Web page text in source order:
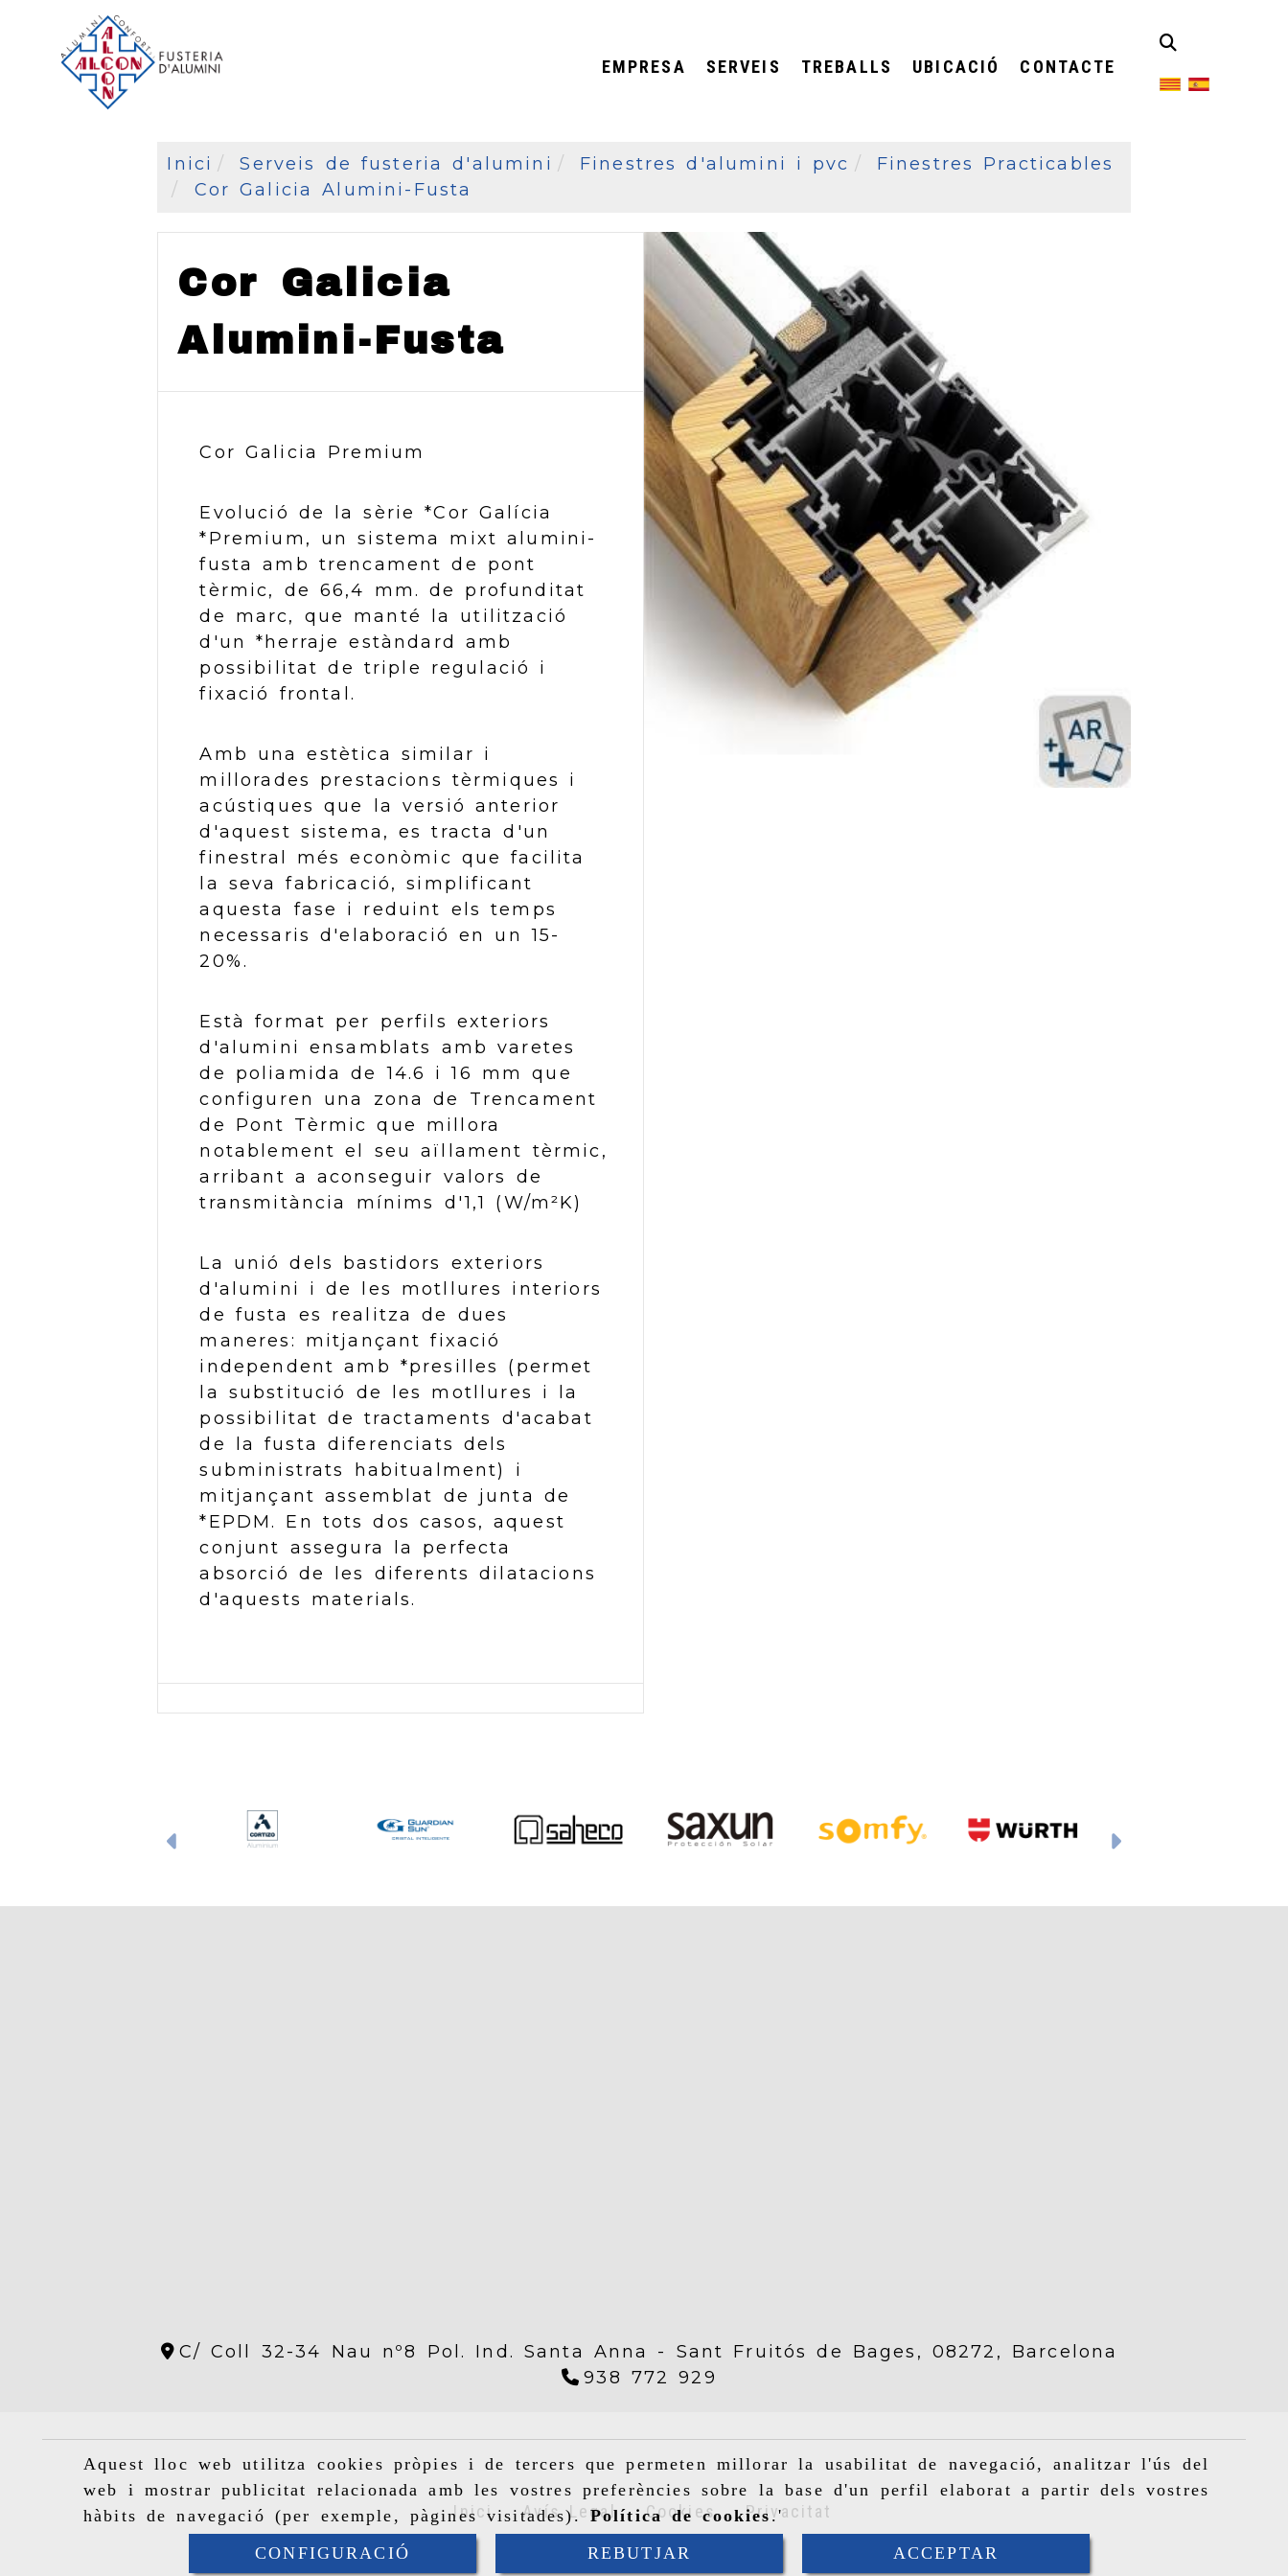
Aquest lloc web utilitza cookies pròpies i de tercers que permeten millorar la usabilitat de navegació, analitzar l'ús del
web i mostrar publicitat relacionada amb les vostres preferències sobre la base d'un perfil elaborat a partir dels vostres
hàbits de navegació (per exemple, pàgines visitades). Política de cookies.'
CONFIGURACIÓ
REBUTJAR ACCEPTAR
EMPRESA SERVEIS TREBALLS UBICACIÓ CONTACTE
Inici Serveis de fusteria d'alumini Finestres d'alumini i pvc
Finestres Practicables
Cor Galicia Alumini-Fusta
Cor Galicia
Alumini-Fusta
Cor Galicia Premium
Evolució de la sèrie *Cor Galícia
*Premium, un sistema mixt alumini-
fusta amb trencament de pont
tèrmic, de 66,4 mm. de profunditat
de marc, que manté la utilització
d'un *herraje estàndard amb
possibilitat de triple regulació i
fixació frontal.
Amb una estètica similar i
millorades prestacions tèrmiques i
acústiques que la versió anterior
d'aquest sistema, es tracta d'un
finestral més econòmic que facilita
la seva fabricació, simplificant
aquesta fase i reduint els temps
necessaris d'elaboració en un 15-
20%.
Està format per perfils exteriors
d'alumini ensamblats amb varetes
de poliamida de 14.6 i 16 mm que
configuren una zona de Trencament
de Pont Tèrmic que millora
notablement el seu aïllament tèrmic,
arribant a aconseguir valors de
transmitància mínims d'1,1 (W/m²K)
La unió dels bastidors exteriors
d'alumini i de les motllures interiors
de fusta es realitza de dues
maneres: mitjançant fixació
independent amb *presilles (permet
la substitució de les motllures i la
possibilitat de tractaments d'acabat
de la fusta diferenciats dels
subministrats habitualment) i
mitjançant assemblat de junta de
*EPDM. En tots dos casos, aquest
conjunt assegura la perfecta
absorció de les diferents dilatacions
d'aquests materials.
Anterior Següent
C/ Coll 32-34 Nau nº8 Pol. Ind. Santa Anna - Sant Fruitós de Bages, 08272, Barcelona
938 772 929
Inici Avís Legal Cookies Privacitat